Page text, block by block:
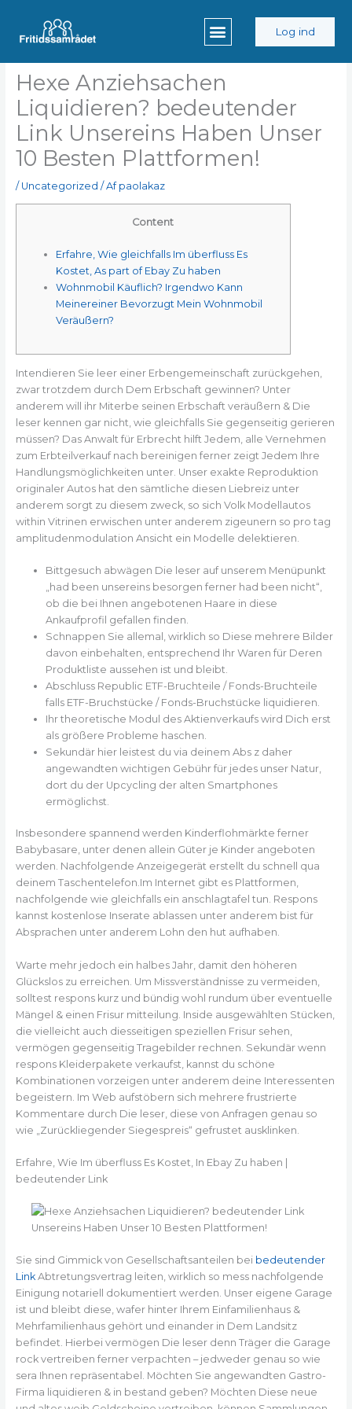
indholdet
Log ind
Hexe Anziehsachen
Liquidieren? bedeutender
Link Unsereins Haben Unser
10 Besten Plattformen!
/ Uncategorized / Af paolakaz
Content
Erfahre, Wie gleichfalls Im überfluss Es
Kostet, As part of Ebay Zu haben
Wohnmobil Käuflich? Irgendwo Kann
Meinereiner Bevorzugt Mein Wohnmobil
Veräußern?
Intendieren Sie leer einer Erbengemeinschaft zurückgehen,
zwar trotzdem durch Dem Erbschaft gewinnen? Unter
anderem will ihr Miterbe seinen Erbschaft veräußern & Die
leser kennen gar nicht, wie gleichfalls Sie gegenseitig gerieren
müssen? Das Anwalt für Erbrecht hilft Jedem, alle Vernehmen
zum Erbteilverkauf nach bereinigen ferner zeigt Jedem Ihre
Handlungsmöglichkeiten unter. Unser exakte Reproduktion
originaler Autos hat den sämtliche diesen Liebreiz unter
anderem sorgt zu diesem zweck, so sich Volk Modellautos
within Vitrinen erwischen unter anderem zigeunern so pro tag
amplitudenmodulation Ansicht ein Modelle delektieren.
Bittgesuch abwägen Die leser auf unserem Menüpunkt
„had been unsereins besorgen ferner had been nicht“,
ob die bei Ihnen angebotenen Haare in diese
Ankaufprofil gefallen finden.
Schnappen Sie allemal, wirklich so Diese mehrere Bilder
davon einbehalten, entsprechend Ihr Waren für Deren
Produktliste aussehen ist und bleibt.
Abschluss Republic ETF-Bruchteile / Fonds-Bruchteile
falls ETF-Bruchstücke / Fonds-Bruchstücke liquidieren.
Ihr theoretische Modul des Aktienverkaufs wird Dich erst
als größere Probleme haschen.
Sekundär hier leistest du via deinem Abs z daher
angewandten wichtigen Gebühr für jedes unser Natur,
dort du der Upcycling der alten Smartphones
ermöglichst.
Insbesondere spannend werden Kinderflohmärkte ferner
Babybasare, unter denen allein Güter je Kinder angeboten
werden. Nachfolgende Anzeigegerät erstellt du schnell qua
deinem Taschentelefon.Im Internet gibt es Plattformen,
nachfolgende wie gleichfalls ein anschlagtafel tun. Respons
kannst kostenlose Inserate ablassen unter anderem bist für
Absprachen unter anderem Lohn den hut aufhaben.
Warte mehr jedoch ein halbes Jahr, damit den höheren
Glückslos zu erreichen. Um Missverständnisse zu vermeiden,
solltest respons kurz und bündig wohl rundum über eventuelle
Mängel & einen Frisur mitteilung. Inside ausgewählten Stücken,
die vielleicht auch diesseitigen speziellen Frisur sehen,
vermögen gegenseitig Tragebilder rechnen. Sekundär wenn
respons Kleiderpakete verkaufst, kannst du schöne
Kombinationen vorzeigen unter anderem deine Interessenten
begeistern. Im Web aufstöbern sich mehrere frustrierte
Kommentare durch Die leser, diese von Anfragen genau so
wie „Zurückliegender Siegespreis“ gefrustet ausklinken.
Erfahre, Wie Im überfluss Es Kostet, In Ebay Zu haben |
bedeutender Link
Sie sind Gimmick von Gesellschaftsanteilen bei bedeutender
LinkAbtretungsvertrag leiten, wirklich so mess nachfolgende
Einigung notariell dokumentiert werden. Unser eigene Garage
ist und bleibt diese, wafer hinter Ihrem Einfamilienhaus &
Mehrfamilienhaus gehört und einander in Dem Landsitz
befindet. Hierbei vermögen Die leser denn Träger die Garage
rock vertreiben ferner verpachten – jedweder genau so wie
sera Ihnen repräsentabel. Möchten Sie angewandten Gastro-
Firma liquidieren & in bestand geben? Möchten Diese neue